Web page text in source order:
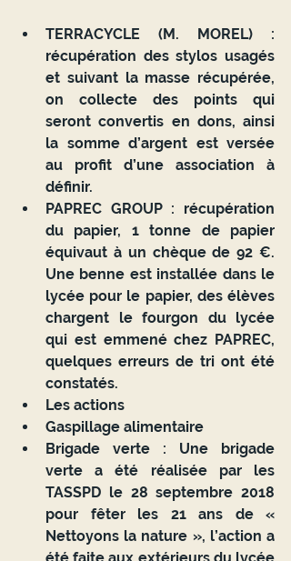
TERRACYCLE (M. MOREL) :
récupération des stylos usagés
et suivant la masse récupérée,
on collecte des points qui
seront convertis en dons, ainsi
la somme d’argent est versée
au profit d’une association à
définir.
PAPREC GROUP : récupération
du papier, 1 tonne de papier
équivaut à un chèque de 92 €.
Une benne est installée dans le
lycée pour le papier, des élèves
chargent le fourgon du lycée
qui est emmené chez PAPREC,
quelques erreurs de tri ont été
constatés.
Les actions
Gaspillage alimentaire
Brigade verte : Une brigade
verte a été réalisée par les
TASSPD le 28 septembre 2018
pour fêter les 21 ans de «
Nettoyons la nature », l’action a